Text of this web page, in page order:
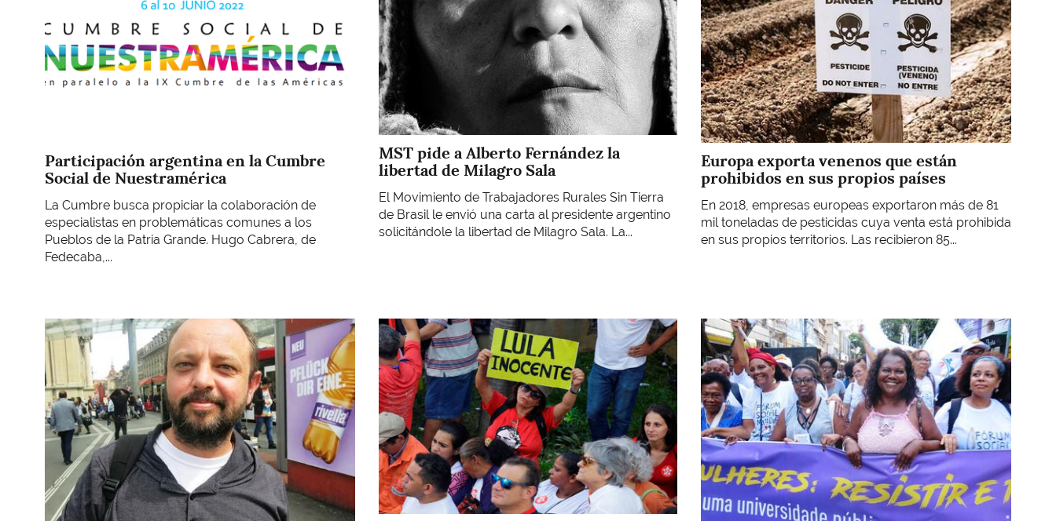
Participación argentina en la Cumbre
Social de Nuestramérica
La Cumbre busca propiciar la colaboración de
especialistas en problemáticas comunes a los
Pueblos de la Patria Grande. Hugo Cabrera, de
Fedecaba,...
MST pide a Alberto Fernández la
libertad de Milagro Sala
El Movimiento de Trabajadores Rurales Sin Tierra
de Brasil le envió una carta al presidente argentino
solicitándole la libertad de Milagro Sala. La...
Europa exporta venenos que están
prohibidos en sus propios países
En 2018, empresas europeas exportaron más de 81
mil toneladas de pesticidas cuya venta está prohibida
en sus propios territorios. Las recibieron 85...
Imagen Imagen Imagen